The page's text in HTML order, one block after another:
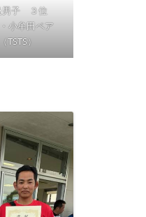
男子 ３位
小牟田ペア
（TSTS）